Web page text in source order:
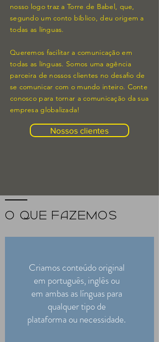
nosso logo traz a Torre de Babel, que,
segundo um conto bíblico, deu origem a
todas as línguas.
Queremos facilitar a comunicação em
todas as línguas. Somos uma agência
parceira de nossos clientes no desafio de
se comunicar com o mundo inteiro. Conte
conosco para tornar a comunicação da sua
empresa globalizada!
Nossos clientes
o QUE FAZEMOS
Criamos conteúdo original
em português, inglês ou
em ambas as línguas para
qualquer tipo de
plataforma ou necessidade.